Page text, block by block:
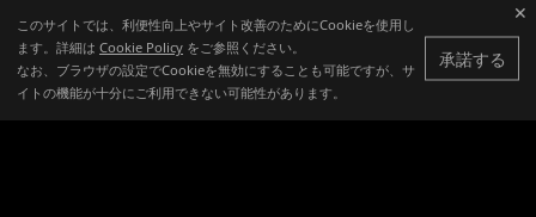
このサイトでは、利便性向上やサイト改善のためにCookieを使用し
ます。詳細は Cookie Policy をご参照ください。
なお、ブラウザの設定でCookieを無効にすることも可能ですが、サ
イトの機能が十分にご利用できない可能性があります。
承諾する
✕